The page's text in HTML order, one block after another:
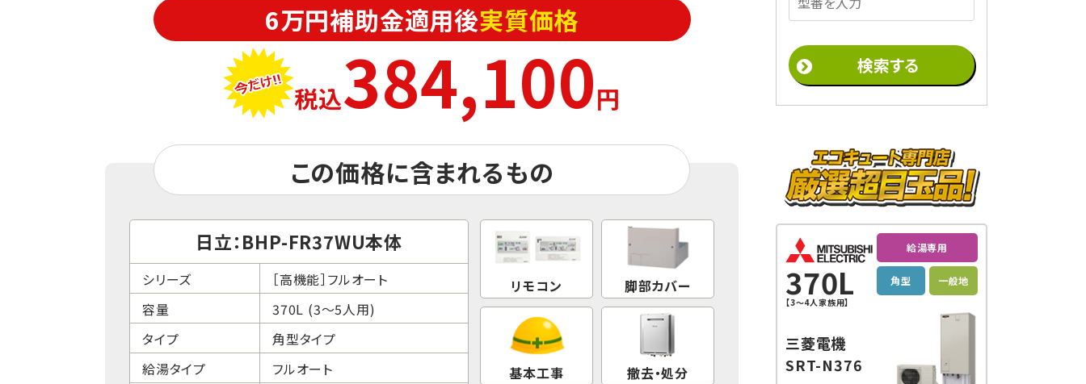
6万円補助金適用後実質価格
税込384,100円
この価格に含まれるもの
日立：BHP-FR37WU本体
シリーズ
［高機能］フルオート
容量
370L (3～5人用)
タイプ
角型タイプ
給湯タイプ
フルオート
リモコン 脚部カバー
基本工事 撤去・処分
370L
【3～4人家族用】
給湯専用
角型 一般地
三菱電機
SRT-N376